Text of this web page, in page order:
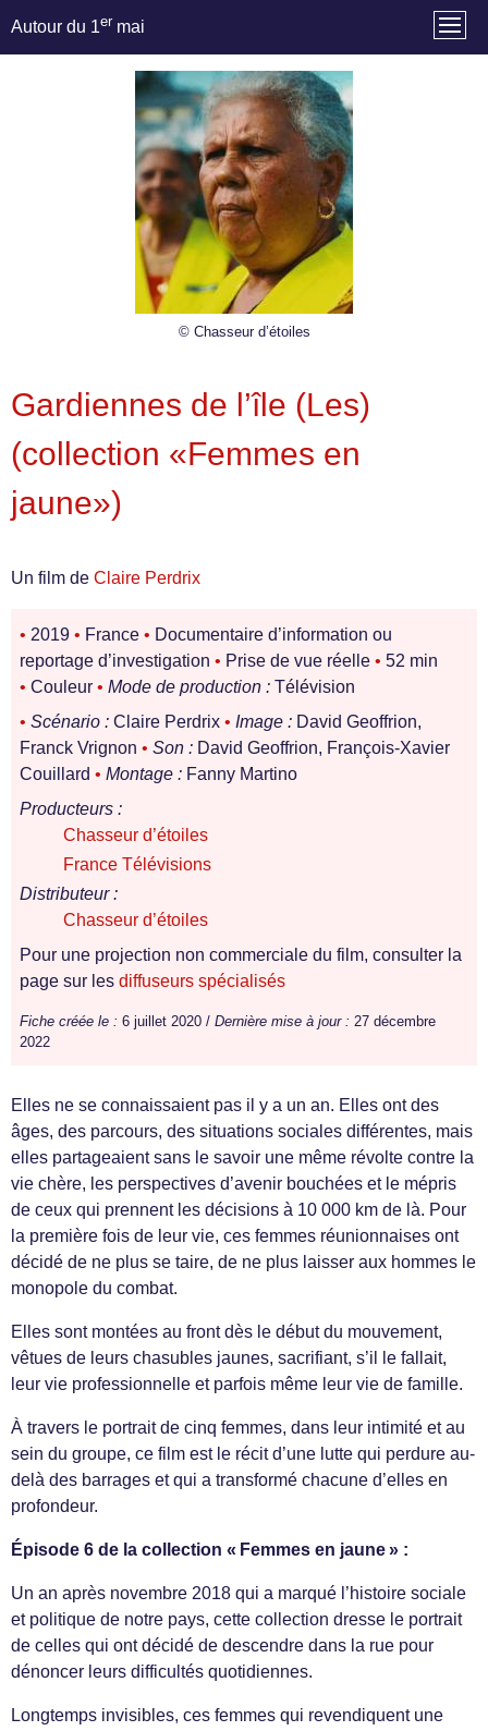
Autour du 1er mai
© Chasseur d’étoiles
Gardiennes de l’île (Les)
(collection «Femmes en
jaune»)
Un film de Claire Perdrix
• 2019 • France • Documentaire d’information ou
reportage d’investigation • Prise de vue réelle • 52 min
• Couleur • Mode de production : Télévision
• Scénario : Claire Perdrix • Image : David Geoffrion,
Franck Vrignon • Son : David Geoffrion, François-Xavier
Couillard • Montage : Fanny Martino
Producteurs :
Chasseur d’étoiles
France Télévisions
Distributeur :
Chasseur d’étoiles
Pour une projection non commerciale du film, consulter la
page sur les diffuseurs spécialisés
Fiche créée le : 6 juillet 2020 / Dernière mise à jour : 27 décembre
2022
Elles ne se connaissaient pas il y a un an. Elles ont des
âges, des parcours, des situations sociales différentes, mais
elles partageaient sans le savoir une même révolte contre la
vie chère, les perspectives d’avenir bouchées et le mépris
de ceux qui prennent les décisions à 10 000 km de là. Pour
la première fois de leur vie, ces femmes réunionnaises ont
décidé de ne plus se taire, de ne plus laisser aux hommes le
monopole du combat.
Elles sont montées au front dès le début du mouvement,
vêtues de leurs chasubles jaunes, sacrifiant, s’il le fallait,
leur vie professionnelle et parfois même leur vie de famille.
À travers le portrait de cinq femmes, dans leur intimité et au
sein du groupe, ce film est le récit d’une lutte qui perdure au-
delà des barrages et qui a transformé chacune d’elles en
profondeur.
Épisode 6 de la collection « Femmes en jaune » :
Un an après novembre 2018 qui a marqué l’histoire sociale
et politique de notre pays, cette collection dresse le portrait
de celles qui ont décidé de descendre dans la rue pour
dénoncer leurs difficultés quotidiennes.
Longtemps invisibles, ces femmes qui revendiquent une